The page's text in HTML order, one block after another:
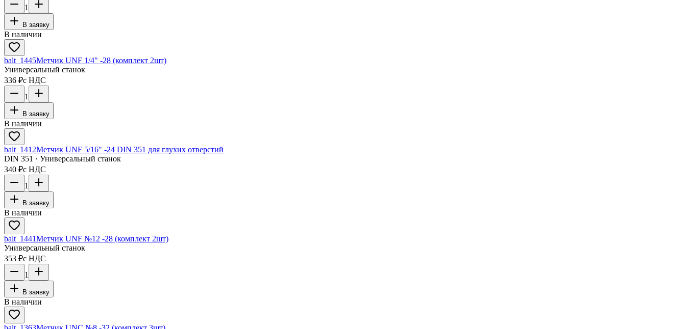
1
В заявку
В наличии
balt_1445Метчик UNF 1/4" -28 (комплект 2шт)
Универсальный станок
336 ₽с НДС
1
В заявку
В наличии
balt_1412Метчик UNF 5/16" -24 DIN 351 для глухих отверстий
DIN 351 · Универсальный станок
340 ₽с НДС
1
В заявку
В наличии
balt_1441Метчик UNF №12 -28 (комплект 2шт)
Универсальный станок
353 ₽с НДС
1
В заявку
В наличии